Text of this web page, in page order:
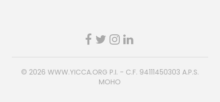
© 2026 WWW.YICCA.ORG P.I. - C.F. 94111450303 A.P.S.
MOHO